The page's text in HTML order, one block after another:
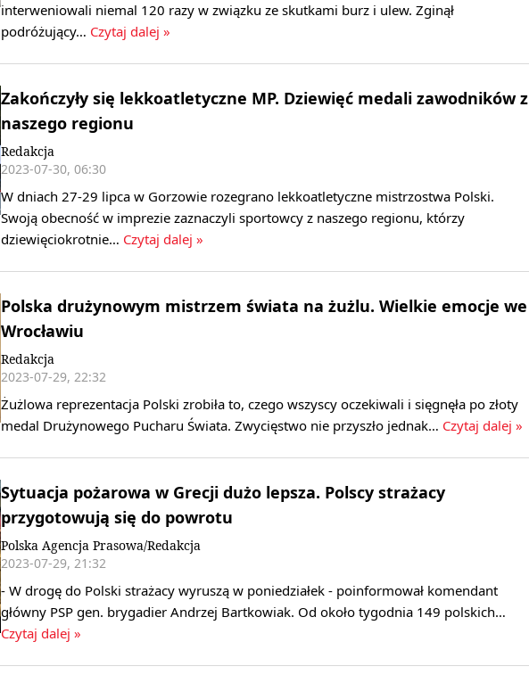
interweniowali niemal 120 razy w związku ze skutkami burz i ulew. Zginął
podróżujący… Czytaj dalej »
Zakończyły się lekkoatletyczne MP. Dziewięć medali zawodników z
naszego regionu
Redakcja
2023-07-30, 06:30
W dniach 27-29 lipca w Gorzowie rozegrano lekkoatletyczne mistrzostwa Polski.
Swoją obecność w imprezie zaznaczyli sportowcy z naszego regionu, którzy
dziewięciokrotnie… Czytaj dalej »
Polska drużynowym mistrzem świata na żużlu. Wielkie emocje we
Wrocławiu
Redakcja
2023-07-29, 22:32
Żużlowa reprezentacja Polski zrobiła to, czego wszyscy oczekiwali i sięgnęła po złoty
medal Drużynowego Pucharu Świata. Zwycięstwo nie przyszło jednak… Czytaj dalej »
Sytuacja pożarowa w Grecji dużo lepsza. Polscy strażacy
przygotowują się do powrotu
Polska Agencja Prasowa/Redakcja
2023-07-29, 21:32
- W drogę do Polski strażacy wyruszą w poniedziałek - poinformował komendant
główny PSP gen. brygadier Andrzej Bartkowiak. Od około tygodnia 149 polskich…
Czytaj dalej »